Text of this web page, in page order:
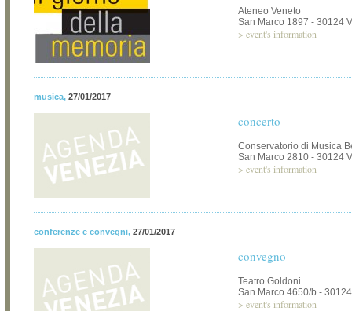
Ateneo Veneto
San Marco 1897 - 30124
> event's information
musica, 27/01/2017
concerto
Conservatorio di Musica
San Marco 2810 - 30124
> event's information
conferenze e convegni, 27/01/2017
convegno
Teatro Goldoni
San Marco 4650/b -
> event's information